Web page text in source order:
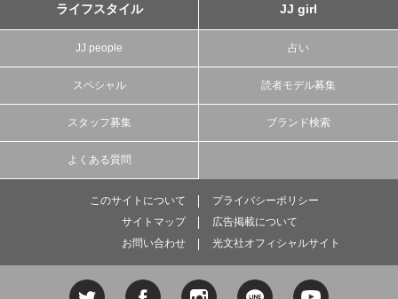
ライフスタイル JJ girl
JJ people 占い
スペシャル 読者モデル募集
スタッフ募集 ブランド検索
よくある質問
このサイトについて
プライバシーポリシー
サイトマップ
広告掲載について
お問い合わせ
光文社オフィシャルサイト